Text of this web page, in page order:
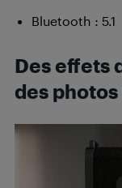
Bluetooth : 5.1
Des effets
des